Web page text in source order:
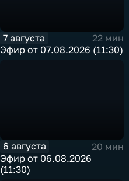
7 августа
22 мин
Эфир от 07.08.2026 (11:30)
6 августа
20 мин
Эфир от 06.08.2026
(11:30)